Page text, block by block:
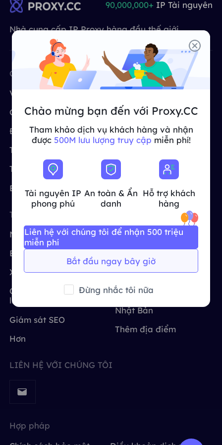
Ủy nhiệm trung tâm dữ liệu tĩnh
$0.2 /IP/ngày
Một đặc vụ ISP lâu dài /GB
Bảo vệ thương hiệu
Giám sát SEO
Quét và thu thập dữ liệu web
Xem tất cả
ĐỐI TÁC
Đối tác
CÔNG CỤ MIỄN PHÍ
ĐỊA ĐIỂM
Hoa Kỳ
Vương quốc Anh
Học hỏi
GIÚP ĐỠ
Câu hỏi thường gặp
Blog
Hướng dẫn sử dụng
TÍCH HỢP
Cách bật lại quyền thông
báo trang web
Việt Nam
中文
Deutsch
Indonesia
Русский
हिंदी
ngay!
Khu dân cư $0/GB Không giới hạn $0/Ngày
Đăng nhập Đăng ký
Nhà cung cấp IP Proxy hàng đầu thế giới
90,000,000+ IP Tài nguyên
CÔNG TY
Về chúng tôi
Chương trình liên kết
Định giá
Trường hợp sử dụng
Trung tâm trợ giúp
Blog
CÔNG CỤ MIỄN PHÍ
Trình kiểm tra proxy
CroxyProxy
Proxy của ISP
TUYỆT VỜI
Nghiên cứu thị trường
Bảo vệ thương hiệu
Xác minh quảng cáo
Quét và thu thập dữ
liệu web
Giám sát SEO
Hơn
Hoa Kỳ
nước Đức
Ấn Độ
Nhật Bản
Thêm địa điểm
LIÊN HỆ VỚI CHÚNG TÔI
Hợp pháp
Chào mừng bạn đến với Proxy.CC
Tham khảo dịch vụ khách hàng và nhận
được 500M lưu lượng truy cập miễn phí!
Tài nguyên IP
phong phú
An toàn & Ẩn
danh
Hỗ trợ khách
hàng
Bắt đầu ngay bây giờ
Liên hệ với chúng tôi để nhận 500 triệu
miễn phí
Đừng nhắc tôi nữa